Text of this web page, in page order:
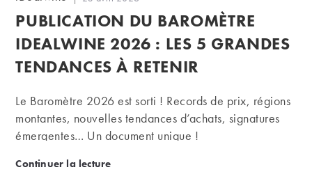
la
publication :
publiée :
PUBLICATION DU BAROMÈTRE
IDEALWINE 2026 : LES 5 GRANDES
TENDANCES À RETENIR
Le Baromètre 2026 est sorti ! Records de prix, régions
montantes, nouvelles tendances d’achats, signatures
émergentes… Un document unique !
Continuer la lecturePublication du Baromètre iDealwine 2026 : les 5